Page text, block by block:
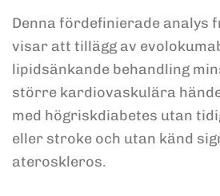
Denna fördefinierade analys
visar att tillägg av
lipidsänkande behandling
större kardiovaskulära
med högriskdiabetes utan
eller stroke och utan känd
ateroskleros.